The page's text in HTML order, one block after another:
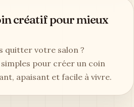
créatif pour mieux
quitter votre salon ?
pour créer un coin
apaisant et facile à vivre.